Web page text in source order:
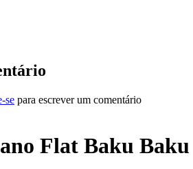
se para escrever um comentário
Flat Baku Baku